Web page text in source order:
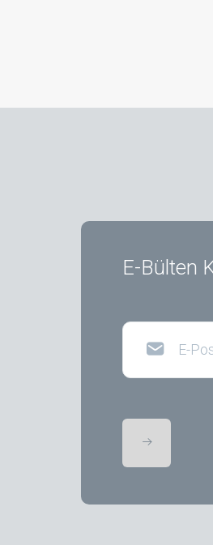
E-Bülten
E-